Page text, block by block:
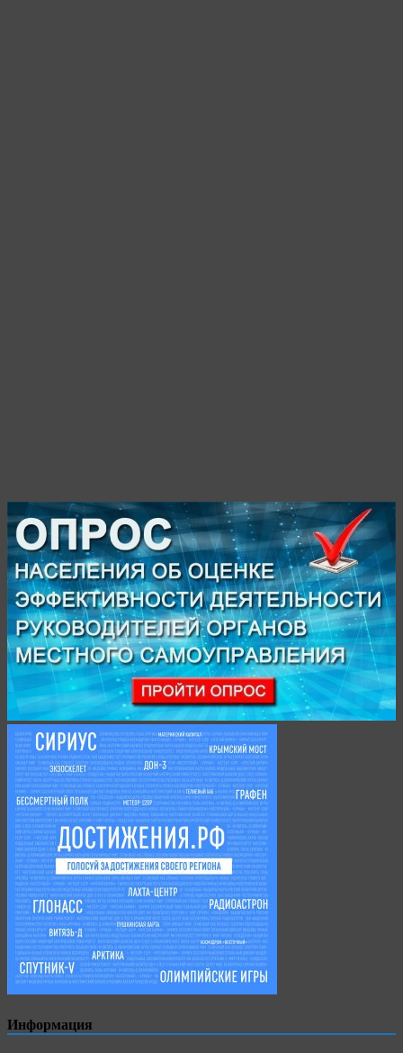
Информация